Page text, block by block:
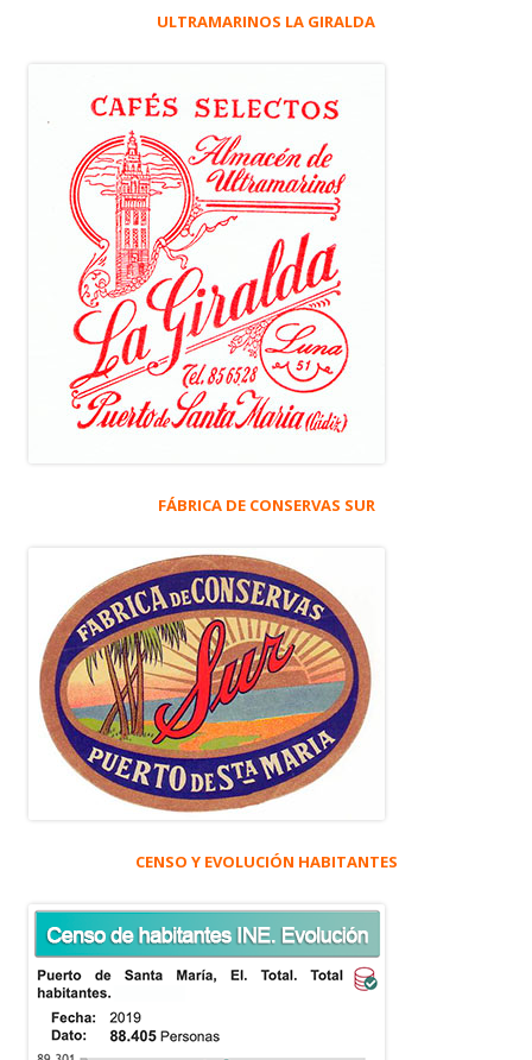
ULTRAMARINOS LA GIRALDA
FÁBRICA DE CONSERVAS SUR
CENSO Y EVOLUCIÓN HABITANTES